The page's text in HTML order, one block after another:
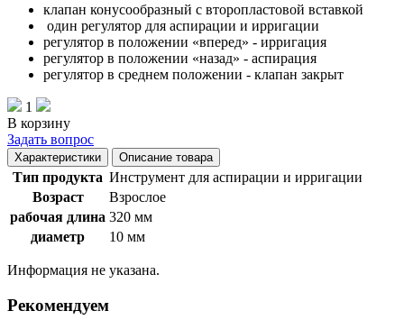
клапан конусообразный с второпластовой вставкой
один регулятор для аспирации и ирригации
регулятор в положении «вперед» - ирригация
регулятор в положении «назад» - аспирация
регулятор в среднем положении - клапан закрыт
1
В корзину
Задать вопрос
Характеристики Описание товара
Тип продукта Инструмент для аспирации и ирригации
Возраст
Взрослое
рабочая длина 320 мм
диаметр
10 мм
Информация не указана.
Рекомендуем